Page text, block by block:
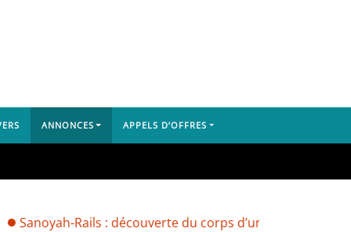
ANNONCES APPELS D’OFFRES
Rails : découverte du corps d’un Libérien, le doute